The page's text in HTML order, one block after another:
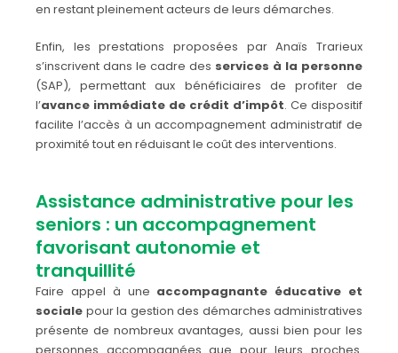
en restant pleinement acteurs de leurs démarches.
Enfin, les prestations proposées par Anaïs Trarieux
s’inscrivent dans le cadre des services à la personne
(SAP), permettant aux bénéficiaires de profiter de
l’avance immédiate de crédit d’impôt. Ce dispositif
facilite l’accès à un accompagnement administratif de
proximité tout en réduisant le coût des interventions.
Assistance administrative pour les
seniors : un accompagnement
favorisant autonomie et
tranquillité
Faire appel à une accompagnante éducative et
sociale pour la gestion des démarches administratives
présente de nombreux avantages, aussi bien pour les